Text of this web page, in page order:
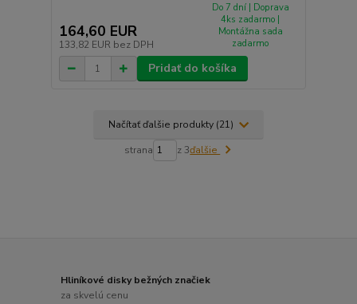
164,60 EUR
133,82 EUR bez DPH
Do 7 dní | Doprava
4ks zadarmo |
Montážna sada
zadarmo
Pridať do košíka
Načítať ďalšie produkty (21)
strana z 3ďalšie
Hliníkové disky bežných značiek
za skvelú cenu